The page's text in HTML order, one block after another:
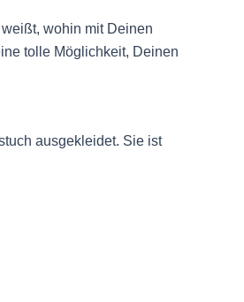
wohin mit Deinen
tolle Möglichkeit, Deinen
ausgekleidet. Sie ist